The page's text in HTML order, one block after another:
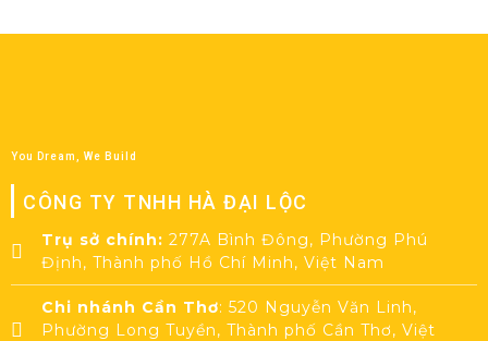
You Dream, We Build
CÔNG TY TNHH HÀ ĐẠI LỘC
Trụ sở chính: 277A Bình Đông, Phường Phú
Định, Thành phố Hồ Chí Minh, Việt Nam
Chi nhánh Cần Thơ: 520 Nguyễn Văn Linh,
Phường Long Tuyền, Thành phố Cần Thơ, Việt